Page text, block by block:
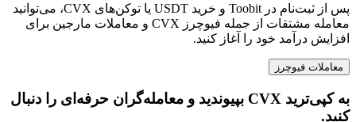
پس از ثبت‌نام در Toobit و خرید USDT یا توکن‌های CVX، می‌توانید
معامله مشتقات از جمله فیوچرز CVX و معاملات مارجین برای
افزایش درآمد خود را آغاز کنید.
معاملات فیوچرز
به کپی‌ترید CVX بپیوندید و معامله‌گران حرفه‌ای را دنبال
کنید.